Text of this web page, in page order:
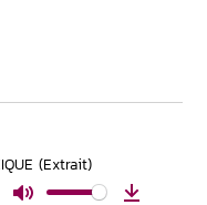
(Extrait)